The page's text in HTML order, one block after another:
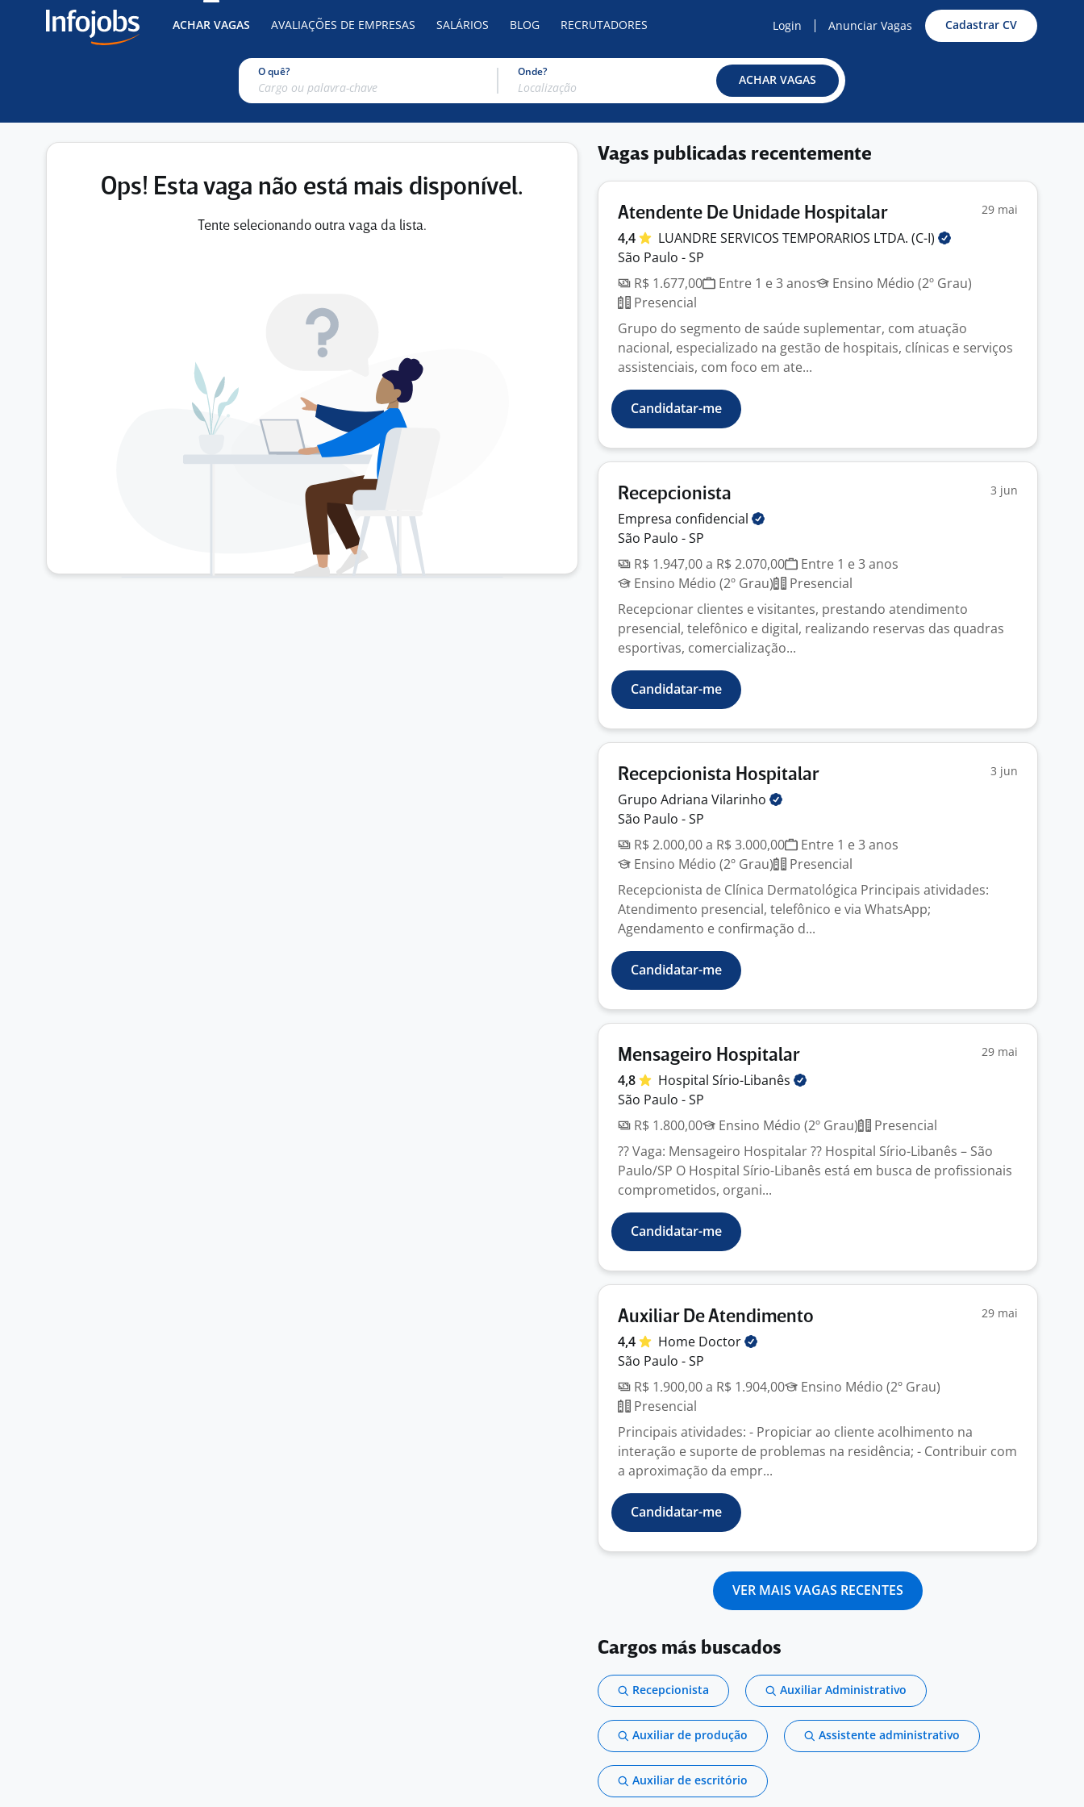
ACHAR VAGAS AVALIAÇÕES DE EMPRESAS SALÁRIOS BLOG RECRUTADORES Login Anunciar Vagas Cadastrar CV
O quê? Onde?
ACHAR VAGAS
Ops! Esta vaga não está mais disponível.
Tente selecionando outra vaga da lista.
Vagas publicadas recentemente
Atendente De Unidade Hospitalar 29 mai
4,4 LUANDRE SERVICOS TEMPORARIOS LTDA. (C-I)
São Paulo - SP
R$ 1.677,00
Entre 1 e 3 anos
Ensino Médio (2º Grau)
Presencial
Grupo do segmento de saúde suplementar, com atuação
nacional, especializado na gestão de hospitais, clínicas e serviços
assistenciais, com foco em ate...
Candidatar-me
Recepcionista 3 jun
Empresa confidencial
São Paulo - SP
R$ 1.947,00 a R$ 2.070,00
Entre 1 e 3 anos
Ensino Médio (2º Grau)
Presencial
Recepcionar clientes e visitantes, prestando atendimento
presencial, telefônico e digital, realizando reservas das quadras
esportivas, comercialização...
Candidatar-me
Recepcionista Hospitalar 3 jun
Grupo Adriana Vilarinho
São Paulo - SP
R$ 2.000,00 a R$ 3.000,00
Entre 1 e 3 anos
Ensino Médio (2º Grau)
Presencial
Recepcionista de Clínica Dermatológica Principais atividades:
Atendimento presencial, telefônico e via WhatsApp;
Agendamento e confirmação d...
Candidatar-me
Mensageiro Hospitalar 29 mai
4,8 Hospital Sírio-Libanês
São Paulo - SP
R$ 1.800,00
Ensino Médio (2º Grau)
Presencial
?? Vaga: Mensageiro Hospitalar ?? Hospital Sírio-Libanês – São
Paulo/SP O Hospital Sírio-Libanês está em busca de profissionais
comprometidos, organi...
Candidatar-me
Auxiliar De Atendimento 29 mai
4,4 Home Doctor
São Paulo - SP
R$ 1.900,00 a R$ 1.904,00
Ensino Médio (2º Grau)
Presencial
Principais atividades: - Propiciar ao cliente acolhimento na
interação e suporte de problemas na residência; - Contribuir com
a aproximação da empr...
Candidatar-me
VER MAIS VAGAS RECENTES
Cargos más buscados
Recepcionista Auxiliar Administrativo
Auxiliar de produção Assistente administrativo
Auxiliar de escritório